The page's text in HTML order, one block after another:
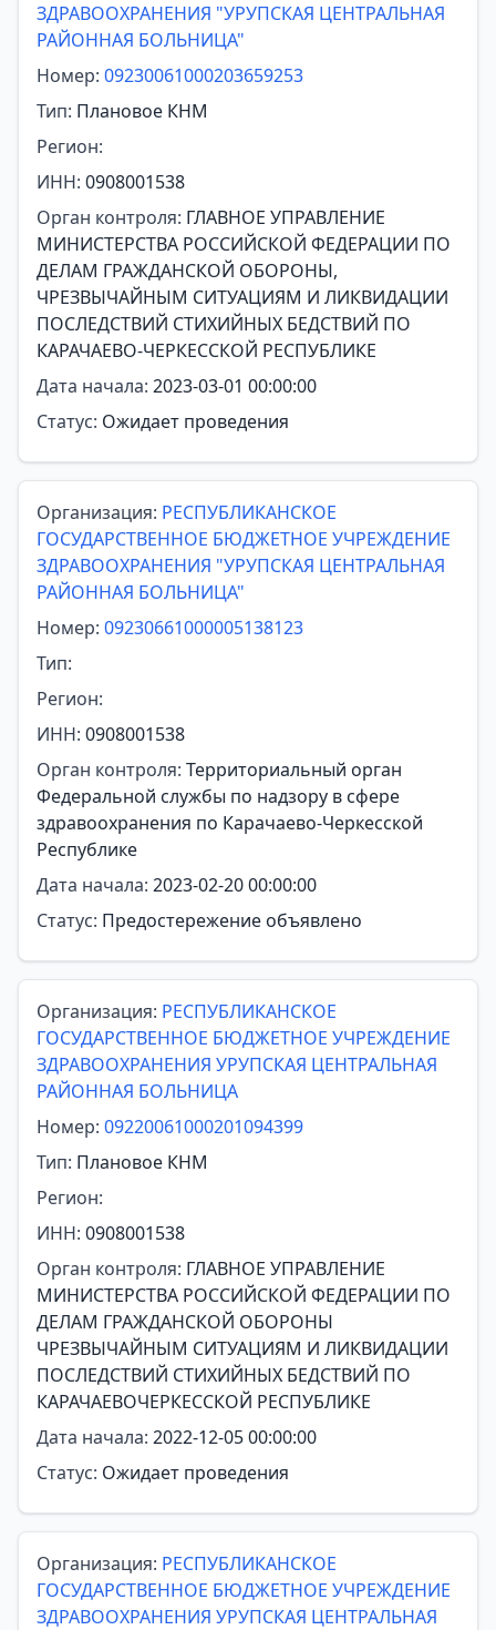
ЗДРАВООХРАНЕНИЯ "УРУПСКАЯ ЦЕНТРАЛЬНАЯ
РАЙОННАЯ БОЛЬНИЦА"
Номер: 09230061000203659253
Тип: Плановое КНМ
Регион:
ИНН: 0908001538
Орган контроля: ГЛАВНОЕ УПРАВЛЕНИЕ
МИНИСТЕРСТВА РОССИЙСКОЙ ФЕДЕРАЦИИ ПО
ДЕЛАМ ГРАЖДАНСКОЙ ОБОРОНЫ,
ЧРЕЗВЫЧАЙНЫМ СИТУАЦИЯМ И ЛИКВИДАЦИИ
ПОСЛЕДСТВИЙ СТИХИЙНЫХ БЕДСТВИЙ ПО
КАРАЧАЕВО-ЧЕРКЕССКОЙ РЕСПУБЛИКЕ
Дата начала: 2023-03-01 00:00:00
Статус: Ожидает проведения
Организация: РЕСПУБЛИКАНСКОЕ
ГОСУДАРСТВЕННОЕ БЮДЖЕТНОЕ УЧРЕЖДЕНИЕ
ЗДРАВООХРАНЕНИЯ "УРУПСКАЯ ЦЕНТРАЛЬНАЯ
РАЙОННАЯ БОЛЬНИЦА"
Номер: 09230661000005138123
Тип:
Регион:
ИНН: 0908001538
Орган контроля: Территориальный орган
Федеральной службы по надзору в сфере
здравоохранения по Карачаево-Черкесской
Республике
Дата начала: 2023-02-20 00:00:00
Статус: Предостережение объявлено
Организация: РЕСПУБЛИКАНСКОЕ
ГОСУДАРСТВЕННОЕ БЮДЖЕТНОЕ УЧРЕЖДЕНИЕ
ЗДРАВООХРАНЕНИЯ УРУПСКАЯ ЦЕНТРАЛЬНАЯ
РАЙОННАЯ БОЛЬНИЦА
Номер: 09220061000201094399
Тип: Плановое КНМ
Регион:
ИНН: 0908001538
Орган контроля: ГЛАВНОЕ УПРАВЛЕНИЕ
МИНИСТЕРСТВА РОССИЙСКОЙ ФЕДЕРАЦИИ ПО
ДЕЛАМ ГРАЖДАНСКОЙ ОБОРОНЫ
ЧРЕЗВЫЧАЙНЫМ СИТУАЦИЯМ И ЛИКВИДАЦИИ
ПОСЛЕДСТВИЙ СТИХИЙНЫХ БЕДСТВИЙ ПО
КАРАЧАЕВОЧЕРКЕССКОЙ РЕСПУБЛИКЕ
Дата начала: 2022-12-05 00:00:00
Статус: Ожидает проведения
Организация: РЕСПУБЛИКАНСКОЕ
ГОСУДАРСТВЕННОЕ БЮДЖЕТНОЕ УЧРЕЖДЕНИЕ
ЗДРАВООХРАНЕНИЯ УРУПСКАЯ ЦЕНТРАЛЬНАЯ